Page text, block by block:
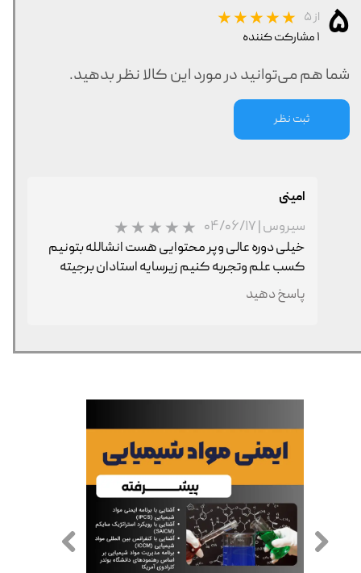
۵ از ۵
۱ مشارکت کننده
شما هم می‌توانید در مورد این کالا نظر بدهید.
ثبت نظر
امینی
سیروس ۰۴/۰۶/۱۷
خیلی دوره عالی وپر محتوایی هست انشالله بتونیم
کسب علم وتجربه کنیم زیرسایه استادان برجیته
پاسخ دهید